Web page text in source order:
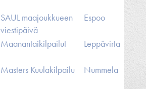
SAUL maajoukkueen
viestipäivä
Espoo
Maanantaikilpailut Leppävirta
Masters Kuulakilpailu Nummela